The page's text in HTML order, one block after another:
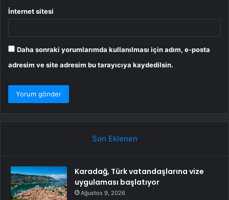
İnternet sitesi
Daha sonraki yorumlarımda kullanılması için adım, e-posta
adresim ve site adresim bu tarayıcıya kaydedilsin.
Son Eklenen
Karadağ, Türk vatandaşlarına vize
uygulaması başlatıyor
Ağustos 9, 2026